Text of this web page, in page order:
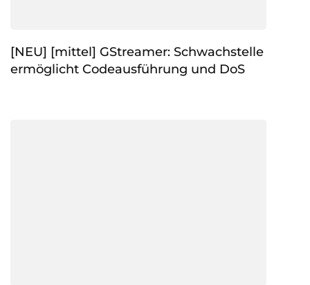
[NEU] [mittel] GStreamer: Schwachstelle
ermöglicht Codeausführung und DoS